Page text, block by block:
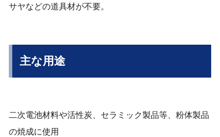
サヤなどの道具材が不要。
主な用途
二次電池材料や活性炭、セラミック製品等、粉体製品
の焼成に使用